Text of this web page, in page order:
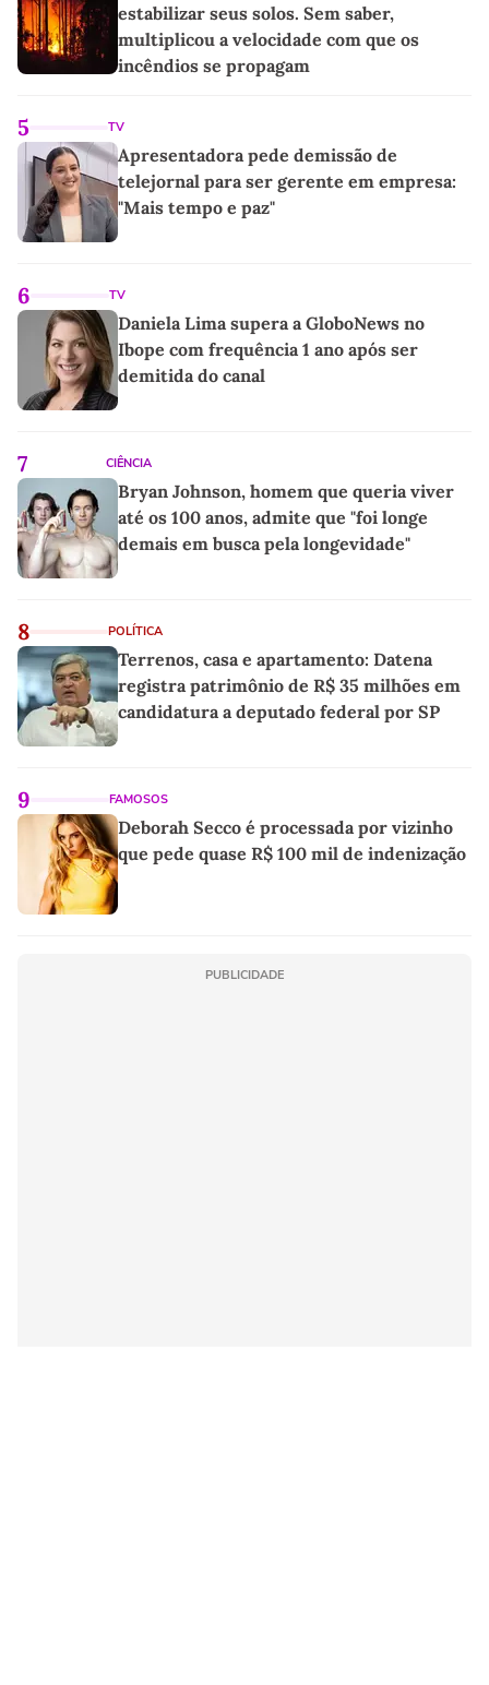
estabilizar seus solos. Sem saber,
multiplicou a velocidade com que os
incêndios se propagam
5 TV
Apresentadora pede demissão de
telejornal para ser gerente em empresa:
"Mais tempo e paz"
6 TV
Daniela Lima supera a GloboNews no
Ibope com frequência 1 ano após ser
demitida do canal
7 CIÊNCIA
Bryan Johnson, homem que queria viver
até os 100 anos, admite que "foi longe
demais em busca pela longevidade"
8 POLÍTICA
Terrenos, casa e apartamento: Datena
registra patrimônio de R$ 35 milhões em
candidatura a deputado federal por SP
9 FAMOSOS
Deborah Secco é processada por vizinho
que pede quase R$ 100 mil de indenização
PUBLICIDADE